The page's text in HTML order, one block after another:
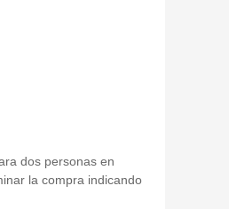
dos personas en
la compra indicando